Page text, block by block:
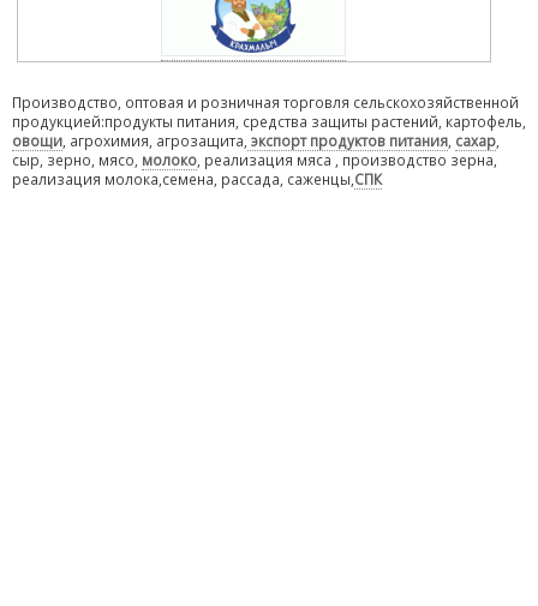
Производство, оптовая и розничная торговля сельскохозяйственной
продукцией:продукты питания, средства защиты растений, картофель,
овощи , агрохимия, агрозащита, экспорт продуктов питания сахар
сыр, зерно, мясо, молоко , реализация мяса , производство зерна,
реализация молока,семена, рассада, саженцы, СПК